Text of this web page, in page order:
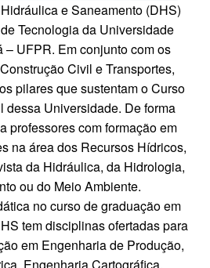
e Saneamento (DHS)
Tecnologia da Universidade
– UFPR. Em conjunto com os
Civil e Transportes,
pilares que sustentam o Curso
dessa Universidade. De forma
professores com formação em
na área dos Recursos Hídricos,
da Hidráulica, da Hidrologia,
ou do Meio Ambiente.
no curso de graduação em
tem disciplinas ofertadas para
em Engenharia de Produção,